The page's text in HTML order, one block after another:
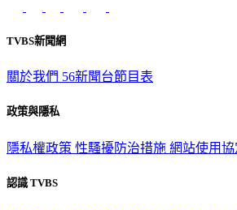
TVBS新聞網
關於我們 56新聞台節目表
政策與隱私
隱私權政策 性騷擾防治措施 網站使用協
認識 TVBS